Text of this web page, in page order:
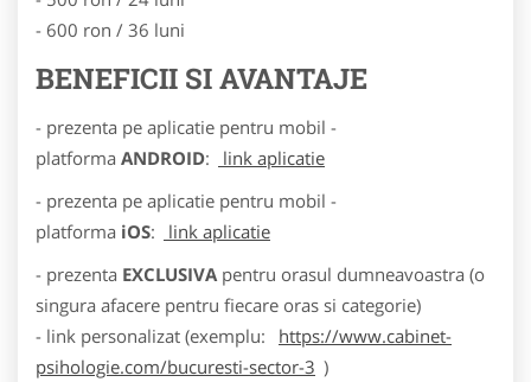
- 600 ron / 36 luni
BENEFICII SI AVANTAJE
- prezenta pe aplicatie pentru mobil -
platforma ANDROID:
link aplicatie
- prezenta pe aplicatie pentru mobil -
platforma iOS:
link aplicatie
- prezenta EXCLUSIVA pentru orasul dumneavoastra (o
singura afacere pentru fiecare oras si categorie)
- link personalizat (exemplu:
https://www.cabinet-
psihologie.com/bucuresti-sector-3 )